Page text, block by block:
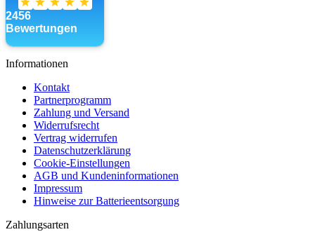
Informationen
Kontakt
Partnerprogramm
Zahlung und Versand
Widerrufsrecht
Vertrag widerrufen
Datenschutzerklärung
Cookie-Einstellungen
AGB und Kundeninformationen
Impressum
Hinweise zur Batterieentsorgung
Zahlungsarten